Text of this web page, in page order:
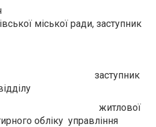
міської ради, заступник
заступник
житлової
обліку управління